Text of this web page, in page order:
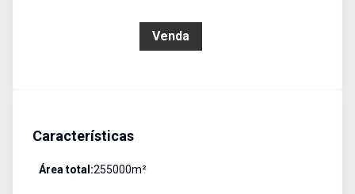
Venda
Características
Área total:255000m²